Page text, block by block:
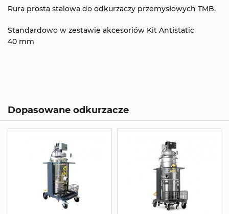
Rura prosta stalowa do odkurzaczy przemysłowych TMB.
Standardowo w zestawie akcesoriów Kit Antistatic
40 mm
Dopasowane odkurzacze